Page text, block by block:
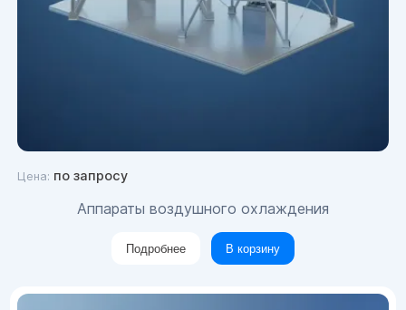
Цена: по запросу
Аппараты воздушного охлаждения
Подробнее В корзину